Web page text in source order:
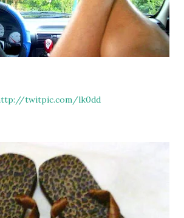
http://twitpic.com/lk0dd